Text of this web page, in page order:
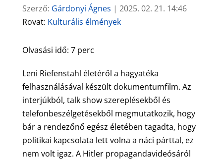
Szerző: Gárdonyi Ágnes | 2025. 02. 21. 14:46
Rovat: Kulturális élmények
Olvasási idő: 7 perc
Leni Riefenstahl életéről a hagyatéka
felhasználásával készült dokumentumfilm. Az
interjúkból, talk show szereplésekből és
telefonbeszélgetésekből megmutatkozik, hogy
bár a rendezőnő egész életében tagadta, hogy
politikai kapcsolata lett volna a náci párttal, ez
nem volt igaz. A Hitler propagandavideósáról